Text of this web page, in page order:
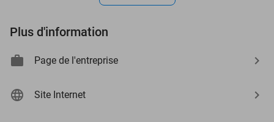
Plus d'information
Page de l'entreprise
Site Internet